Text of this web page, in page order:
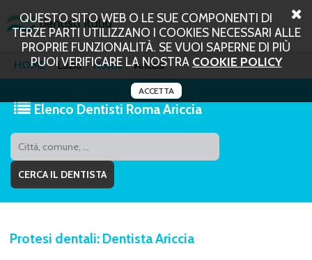
QUESTO SITO WEB O LE SUE COMPONENTI DI
TERZE PARTI UTILIZZANO I COOKIES NECESSARI ALLE
PROPRIE FUNZIONALITÀ. SE VUOI SAPERNE DI PIÙ
PUOI VERIFICARE LA NOSTRA COOKIE POLICY
ACCETTA
HOME Lazio Roma Ariccia
Elenco Dentisti Roma Ariccia
Protesi dentali: Dentista Ariccia